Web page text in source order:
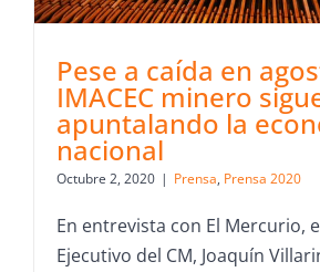
Pese a caída en
IMACEC minero
apuntalando la
nacional
Octubre 2, 2020 | Prensa, Prensa 2020
En entrevista con El Mercurio,
Ejecutivo del CM, Joaquín